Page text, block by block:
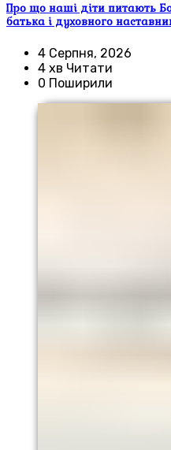
Про що наші діти питають
батька і духовного
4 Серпня, 2026
4 хв Читати
0 Поширили